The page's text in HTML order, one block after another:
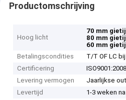
Productomschrijving
Hoog licht
70 mm
80 mm
60 mm
Betalingscondities
T/T OF LC
Certificering
ISO9001:2008
Levering vermogen
Jaarlijkse
Levertijd
1-3 weken